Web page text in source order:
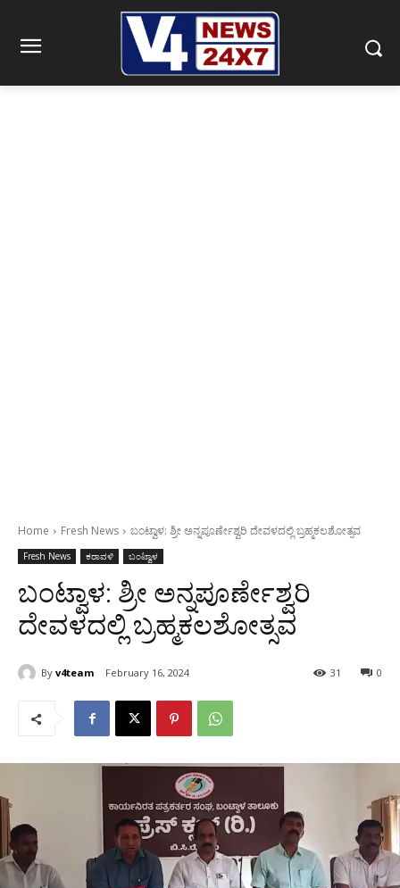
Home Fresh News ಬಂಟ್ವಾಳ: ಶ್ರೀ ಅನ್ನಪೂರ್ಣೇಶ್ವರಿ ದೇವಳದಲ್ಲಿ ಬ್ರಹ್ಮಕಲಶೋತ್ಸವ
Fresh News ಕರಾವಳಿ ಬಂಟ್ವಾಳ
ಬಂಟ್ವಾಳ: ಶ್ರೀ ಅನ್ನಪೂರ್ಣೇಶ್ವರಿ
ದೇವಳದಲ್ಲಿ ಬ್ರಹ್ಮಕಲಶೋತ್ಸವ
By v4team February 16, 2024 0
31